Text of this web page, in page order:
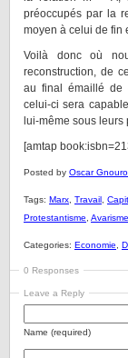
préoccupés par la
moyen à celui de fin
Voilà donc où
reconstruction, de
au final émaillé de
celui-ci sera
lui-même sous leurs
[amtap
Posted by Oscar
Tags: Marx Travail
Protestantisme Avarisme
Categories: Economie
0 Responses
Leave a Reply
Name (required)